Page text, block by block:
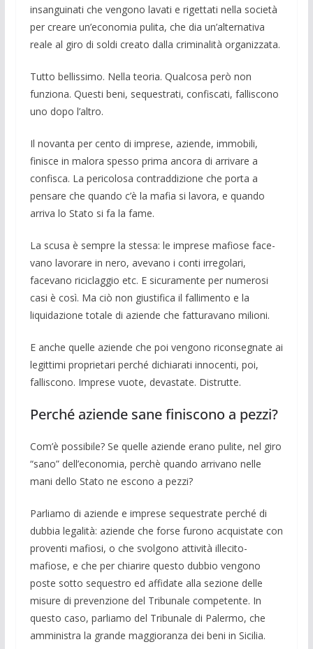
insanguinati che vengono la­vati e rigettati nella società
per creare un’economia puli­ta, che dia un’alternativa
reale al giro di soldi creato dalla criminalità organizzata.
Tutto bellissimo. Nella teoria. Qualcosa però non
funziona. Questi beni, sequestra­ti, confiscati, falliscono
uno dopo l’altro.
Il novanta per cento di imprese, azien­de, immobili,
finisce in malora spesso pri­ma ancora di arrivare a
confisca. La peri­colosa contraddizione che porta a
pensare che quando c’è la mafia si lavora, e quan­do
arriva lo Stato si fa la fame.
La scusa è sempre la stessa: le imprese mafiose face­
vano lavorare in nero, aveva­no i conti ir­regolari,
facevano riciclaggio etc. E sicu­ramente per numerosi
casi è così. Ma ciò non giustifica il fallimento e la
liquidazio­ne totale di aziende che fattu­ravano milio­ni.
E anche quelle aziende che poi vengo­no riconsegnate ai
legittimi proprietari per­ché dichiarati innocenti, poi,
fallisco­no. Imprese vuote, devastate. Distrutte.
Perché aziende sane finiscono a pezzi?
Com’è possibile? Se quelle aziende era­no pulite, nel giro
“sano” dell’economia, per­chè quando arrivano nelle
mani dello Sta­to ne escono a pezzi?
Parliamo di aziende e imprese seque­strate perché di
dubbia legalità: aziende che forse furono acquistate con
proventi mafiosi, o che svolgono attività illecito-
mafiose, e che per chiarire questo dubbio vengono
poste sotto sequestro ed affidate alla sezione delle
misure di prevenzione del Tribunale competente. In
questo caso, parliamo del Tribunale di Palermo, che
amministra la grande maggioranza dei beni in Sicilia.